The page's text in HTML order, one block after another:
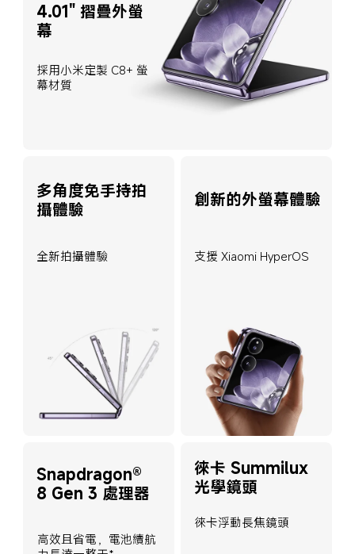
4.01" 摺疊外螢
幕
採用小米定製 C8+ 螢
幕材質
多角度免手持拍
攝體驗
全新拍攝體驗
創新的外螢幕體驗
支援 Xiaomi HyperOS
Snapdragon®
8 Gen 3 處理器
高效且省電，電池續航
徠卡 Summilux
光學鏡頭
徠卡浮動長焦鏡頭